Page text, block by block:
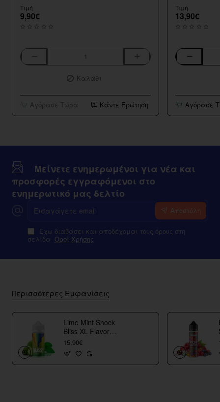
Τιμή
9,90€
Aspire
Καλάθι
Αγόρασε Τώρα Κάντε Ερώτηση
Τιμή
13,90€
Bar
10ml/120ml
Αγόρασε
Μείνετε ενημερωμένοι για νέα και
προσφορές εγγραφόμενοι στο
ενημερωτικό μας δελτίο
email
Αποστόλη
Έχω διαβάσει και αποδέχομαι τους όρους στη
σελίδα Οροί Χρήσης
Περισσότερες Εμφανίσεις
Lime Mint Shock
Bliss XL Flavor
Shots
15,90€